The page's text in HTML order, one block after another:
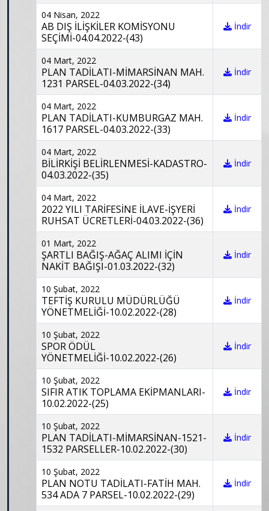
04 Nisan, 2022
AB DIŞ İLİŞKİLER KOMİSYONU
SEÇİMİ-04.04.2022-(43)
İndir
04 Mart, 2022
PLAN TADİLATI-MİMARSİNAN MAH.
1231 PARSEL-04.03.2022-(34)
İndir
04 Mart, 2022
PLAN TADİLATI-KUMBURGAZ MAH.
1617 PARSEL-04.03.2022-(33)
İndir
04 Mart, 2022
BİLİRKİŞİ BELİRLENMESİ-KADASTRO-
04.03.2022-(35)
İndir
04 Mart, 2022
2022 YILI TARİFESİNE İLAVE-İŞYERİ
RUHSAT ÜCRETLERİ-04.03.2022-(36)
İndir
01 Mart, 2022
ŞARTLI BAĞIŞ-AĞAÇ ALIMI İÇİN
NAKİT BAĞIŞI-01.03.2022-(32)
İndir
10 Şubat, 2022
TEFTİŞ KURULU MÜDÜRLÜĞÜ
YÖNETMELİĞİ-10.02.2022-(28)
İndir
10 Şubat, 2022
SPOR ÖDÜL
YÖNETMELİĞİ-10.02.2022-(26)
İndir
10 Şubat, 2022
SIFIR ATIK TOPLAMA EKİPMANLARI-
10.02.2022-(25)
İndir
10 Şubat, 2022
PLAN TADİLATI-MİMARSİNAN-1521-
1532 PARSELLER-10.02.2022-(30)
İndir
10 Şubat, 2022
PLAN NOTU TADİLATI-FATİH MAH.
534 ADA 7 PARSEL-10.02.2022-(29)
İndir